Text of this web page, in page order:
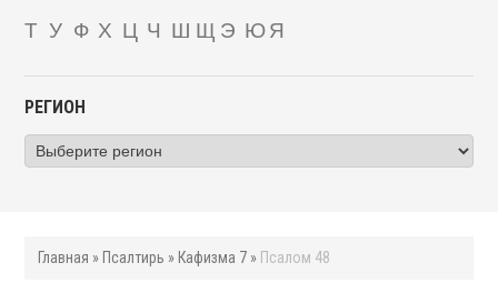
Т У Ф Х Ц Ч Ш Щ Э ЮЯ
РЕГИОН
Главная » Псалтирь » Кафизма 7 » Псалом 48